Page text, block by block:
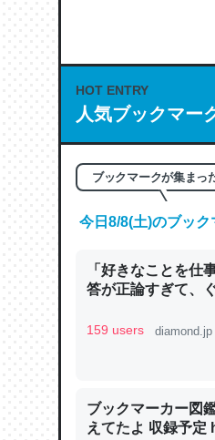
─GPTの仕組みと限界
これは良記事。
の伏線」は回収さ
やすく強くなりそう
昆虫ってカルシウ
─ニュース :: 【研究発
HOT ENTRY
人気ブックマー
ブックマークが集まっ
今日8/8(土)のブッ
「好きなことを仕
答が正論すぎて、
159 users diamond.jp
ブックマーカー図
えてたよ 収録予定